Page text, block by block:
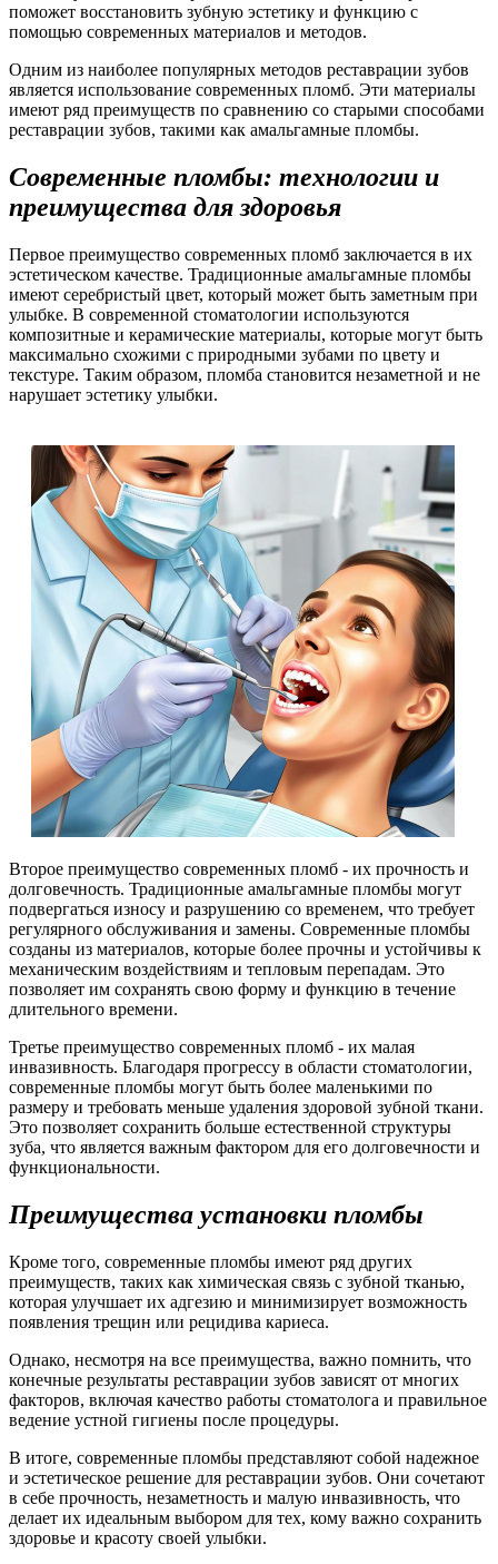
поможет восстановить зубную эстетику и функцию с
помощью современных материалов и методов.
Одним из наиболее популярных методов реставрации зубов
является использование современных пломб. Эти материалы
имеют ряд преимуществ по сравнению со старыми способами
реставрации зубов, такими как амальгамные пломбы.
Современные пломбы: технологии и
преимущества для здоровья
Первое преимущество современных пломб заключается в их
эстетическом качестве. Традиционные амальгамные пломбы
имеют серебристый цвет, который может быть заметным при
улыбке. В современной стоматологии используются
композитные и керамические материалы, которые могут быть
максимально схожими с природными зубами по цвету и
текстуре. Таким образом, пломба становится незаметной и не
нарушает эстетику улыбки.
Второе преимущество современных пломб - их прочность и
долговечность. Традиционные амальгамные пломбы могут
подвергаться износу и разрушению со временем, что требует
регулярного обслуживания и замены. Современные пломбы
созданы из материалов, которые более прочны и устойчивы к
механическим воздействиям и тепловым перепадам. Это
позволяет им сохранять свою форму и функцию в течение
длительного времени.
Третье преимущество современных пломб - их малая
инвазивность. Благодаря прогрессу в области стоматологии,
современные пломбы могут быть более маленькими по
размеру и требовать меньше удаления здоровой зубной ткани.
Это позволяет сохранить больше естественной структуры
зуба, что является важным фактором для его долговечности и
функциональности.
Преимущества установки пломбы
Кроме того, современные пломбы имеют ряд других
преимуществ, таких как химическая связь с зубной тканью,
которая улучшает их адгезию и минимизирует возможность
появления трещин или рецидива кариеса.
Однако, несмотря на все преимущества, важно помнить, что
конечные результаты реставрации зубов зависят от многих
факторов, включая качество работы стоматолога и правильное
ведение устной гигиены после процедуры.
В итоге, современные пломбы представляют собой надежное
и эстетическое решение для реставрации зубов. Они сочетают
в себе прочность, незаметность и малую инвазивность, что
делает их идеальным выбором для тех, кому важно сохранить
здоровье и красоту своей улыбки.